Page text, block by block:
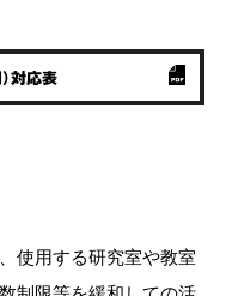
対応表
使用する研究室や教室